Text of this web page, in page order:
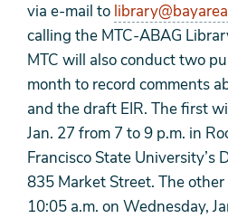
via e-mail to
calling the MTC-ABAG
MTC will also conduct two
month to record comments
and the draft EIR. The first
Jan. 27 from 7 to 9 p.m. in
Francisco State University’s
835 Market Street. The
10:05 a.m. on Wednesday,